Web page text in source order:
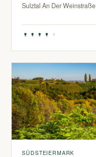
Sulztal An Der Weinstraße
SÜDSTEIERMARK